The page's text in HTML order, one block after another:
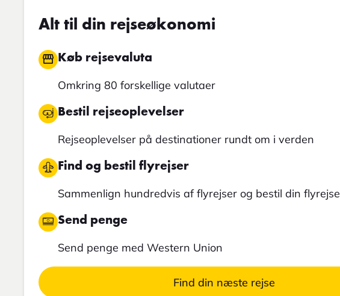
Alt til din rejseøkonomi
Køb rejsevaluta
Omkring 80 forskellige valutaer
Bestil rejseoplevelser
Rejseoplevelser på destinationer rundt om i verden
Find og bestil flyrejser
Sammenlign hundredvis af flyrejser og bestil din flyrejse
Send penge
Send penge med Western Union
Find din næste rejse